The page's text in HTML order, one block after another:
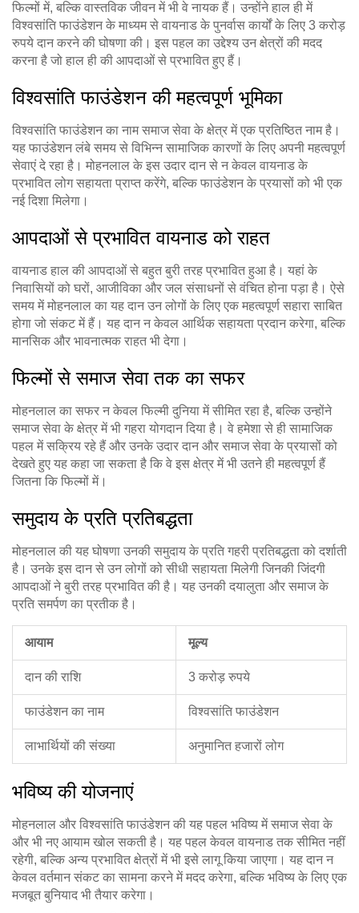
फिल्मों में, बल्कि वास्तविक जीवन में भी वे नायक हैं। उन्होंने हाल ही में
विश्वसांति फाउंडेशन के माध्यम से वायनाड के पुनर्वास कार्यों के लिए 3 करोड़
रुपये दान करने की घोषणा की। इस पहल का उद्देश्य उन क्षेत्रों की मदद
करना है जो हाल ही की आपदाओं से प्रभावित हुए हैं।
विश्वसांति फाउंडेशन की महत्वपूर्ण भूमिका
विश्वसांति फाउंडेशन का नाम समाज सेवा के क्षेत्र में एक प्रतिष्ठित नाम है।
यह फाउंडेशन लंबे समय से विभिन्न सामाजिक कारणों के लिए अपनी महत्वपूर्ण
सेवाएं दे रहा है। मोहनलाल के इस उदार दान से न केवल वायनाड के
प्रभावित लोग सहायता प्राप्त करेंगे, बल्कि फाउंडेशन के प्रयासों को भी एक
नई दिशा मिलेगा।
आपदाओं से प्रभावित वायनाड को राहत
वायनाड हाल की आपदाओं से बहुत बुरी तरह प्रभावित हुआ है। यहां के
निवासियों को घरों, आजीविका और जल संसाधनों से वंचित होना पड़ा है। ऐसे
समय में मोहनलाल का यह दान उन लोगों के लिए एक महत्वपूर्ण सहारा साबित
होगा जो संकट में हैं। यह दान न केवल आर्थिक सहायता प्रदान करेगा, बल्कि
मानसिक और भावनात्मक राहत भी देगा।
फिल्मों से समाज सेवा तक का सफर
मोहनलाल का सफर न केवल फिल्मी दुनिया में सीमित रहा है, बल्कि उन्होंने
समाज सेवा के क्षेत्र में भी गहरा योगदान दिया है। वे हमेशा से ही सामाजिक
पहल में सक्रिय रहे हैं और उनके उदार दान और समाज सेवा के प्रयासों को
देखते हुए यह कहा जा सकता है कि वे इस क्षेत्र में भी उतने ही महत्वपूर्ण हैं
जितना कि फिल्मों में।
समुदाय के प्रति प्रतिबद्धता
मोहनलाल की यह घोषणा उनकी समुदाय के प्रति गहरी प्रतिबद्धता को दर्शाती
है। उनके इस दान से उन लोगों को सीधी सहायता मिलेगी जिनकी जिंदगी
आपदाओं ने बुरी तरह प्रभावित की है। यह उनकी दयालुता और समाज के
प्रति समर्पण का प्रतीक है।
आयाम मूल्य
दान की राशि 3 करोड़ रुपये
फाउंडेशन का नाम विश्वसांति फाउंडेशन
लाभार्थियों की संख्या अनुमानित हजारों लोग
भविष्य की योजनाएं
मोहनलाल और विश्वसांति फाउंडेशन की यह पहल भविष्य में समाज सेवा के
और भी नए आयाम खोल सकती है। यह पहल केवल वायनाड तक सीमित नहीं
रहेगी, बल्कि अन्य प्रभावित क्षेत्रों में भी इसे लागू किया जाएगा। यह दान न
केवल वर्तमान संकट का सामना करने में मदद करेगा, बल्कि भविष्य के लिए एक
मजबूत बुनियाद भी तैयार करेगा।